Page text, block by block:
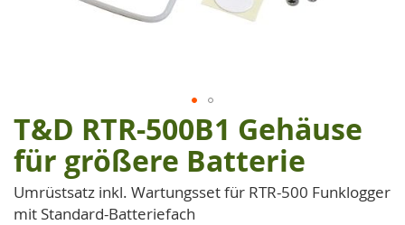
Zum
Anfang
der
Bildgalerie
springen
T&D RTR-500B1 Gehäuse
für größere Batterie
Umrüstsatz inkl. Wartungsset für RTR-500 Funklogger
mit Standard-Batteriefach